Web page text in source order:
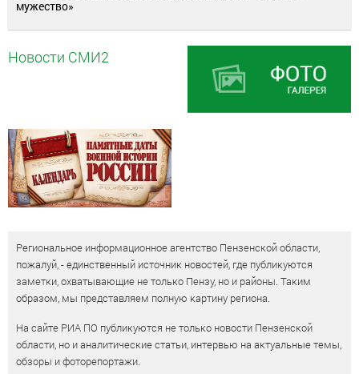
мужество»
Новости СМИ2
Региональное информационное агентство Пензенской области,
пожалуй, - единственный источник новостей, где публикуются
заметки, охватывающие не только Пензу, но и районы. Таким
образом, мы представляем полную картину региона.
На сайте РИА ПО публикуются не только новости Пензенской
области, но и аналитические статьи, интервью на актуальные темы,
обзоры и фоторепортажи.